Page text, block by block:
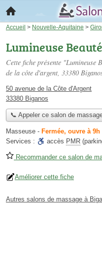
Accueil > Nouvelle-Aquitaine >
Lumineuse Beauté
Cette fiche présente "Lumineuse
de la côte d'argent, 33380
50 avenue de la Côte d'Argent
33380 Biganos
📞 Appeler ce salon de
Masseuse - Fermée, ouvre à 9h
Services :
accès PMR
Recommander ce salon de
Améliorer cette fiche
Autres salons de massage à